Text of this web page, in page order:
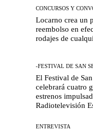
CONCURSOS Y
Locarno crea un
reembolso en
rodajes de
-FESTIVAL DE SAN
El Festival de
celebrará cuatro
estrenos
Radiotelevisión
ENTREVISTA